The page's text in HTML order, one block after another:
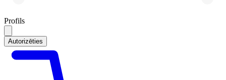
Profils
Autorizēties